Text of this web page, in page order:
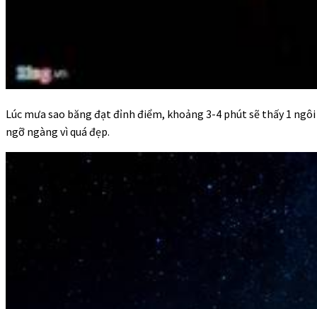
Lúc mưa sao băng đạt đỉnh điểm, khoảng 3-4 phút sẽ thấy 1
ngỡ ngàng vì quá đẹp.